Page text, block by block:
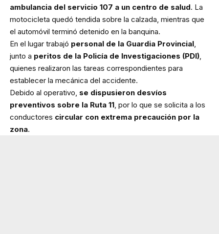
ambulancia del servicio 107 a un centro de salud. La
motocicleta quedó tendida sobre la calzada, mientras que
el automóvil terminó detenido en la banquina.
En el lugar trabajó personal de la Guardia Provincial
junto a peritos de la Policía de Investigaciones (PDI)
quienes realizaron las tareas correspondientes para
establecer la mecánica del accidente.
Debido al operativo, se dispusieron desvíos
preventivos sobre la Ruta 11 , por lo que se solicita a los
conductores circular con extrema precaución por la
zona.